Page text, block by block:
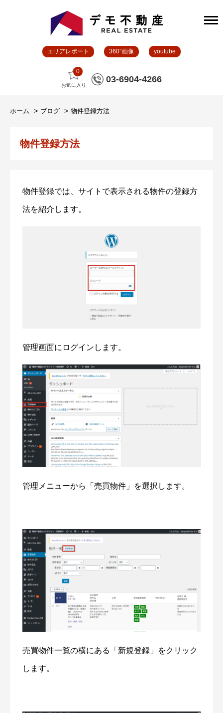
エリアレポート 360°画像 youtube
0
お気に入り
03-6904-4266
ホーム ブログ 物件登録方法
物件登録方法
物件登録では、サイトで表示される物件の登録方
法を紹介します。
管理画面にログインします。
管理メニューから「売買物件」を選択します。
売買物件一覧の横にある「新規登録」をクリック
します。